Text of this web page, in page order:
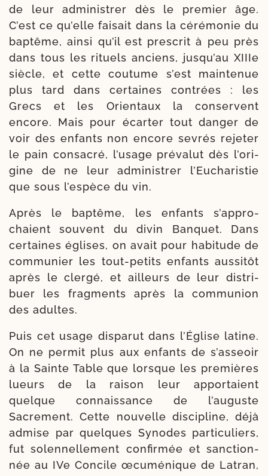
de leur admi­nis­trer dès le pre­mier âge.
C’est ce qu’elle fai­sait dans la céré­mo­nie du
bap­tême, ain­si qu’il est pres­crit à peu près
dans tous les rituels anciens, jus­qu’au XIIIe
siècle, et cette cou­tume s’est main­te­nue
plus tard dans cer­taines contrées : les
Grecs et les Orientaux la conservent
encore. Mais pour écar­ter tout dan­ger de
voir des enfants non encore sevrés reje­ter
le pain consa­cré, l’u­sage pré­va­lut dès l’o­ri­
gine de ne leur admi­nis­trer l’Eucharistie
que sous l’es­pèce du vin.
Après le bap­tême, les enfants s’ap­pro­
chaient sou­vent du divin Banquet. Dans
cer­taines églises, on avait pour habi­tude de
com­mu­nier les tout-​petits enfants aus­si­tôt
après le cler­gé, et ailleurs de leur dis­tri­
buer les frag­ments après la com­mu­nion
des adultes.
Puis cet usage dis­pa­rut dans l’Église latine.
On ne per­mit plus aux enfants de s’as­seoir
à la Sainte Table que lorsque les pre­mières
lueurs de la rai­son leur appor­taient
quelque connais­sance de l’au­guste
Sacrement. Cette nou­velle dis­ci­pline, déjà
admise par quelques Synodes par­ti­cu­liers,
fut solen­nel­le­ment confir­mée et sanc­tion­
née au IVe Concile œcu­mé­nique de Latran,